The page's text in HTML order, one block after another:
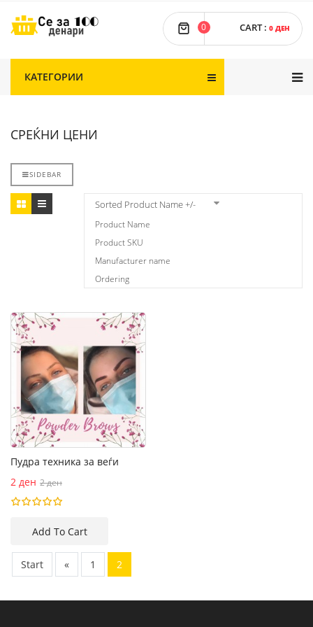
CART: 0 ДЕН
0
КАТЕГОРИИ
СРЕЌНИ ЦЕНИ
SIDEBAR
Sorted Product Name +/-
Product Name
Product SKU
Manufacturer name
Ordering
Пудра техника за веѓи
2 ден 2 ден
Start « 1 2